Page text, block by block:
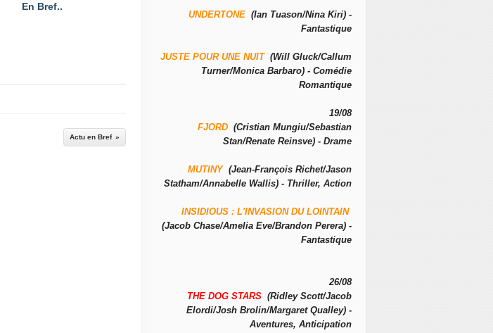
En Bref..
Actu en Bref
UNDERTONE (Ian Tuason/Nina Kiri) -
Fantastique
JUSTE POUR UNE NUIT(Will Gluck/Callum
Turner/Monica Barbaro) - Comédie
Romantique
19/08
FJORD (Cristian Mungiu/Sebastian
Stan/Renate Reinsve) - Drame
MUTINY(Jean-François Richet/Jason
Statham/Annabelle Wallis) - Thriller, Action
INSIDIOUS : L'INVASION DU LOINTAIN
(Jacob Chase/Amelia Eve/Brandon Perera) -
Fantastique
26/08
THE DOG STARS (Ridley Scott/Jacob
Elordi/Josh Brolin/Margaret Qualley) -
Aventures, Anticipation